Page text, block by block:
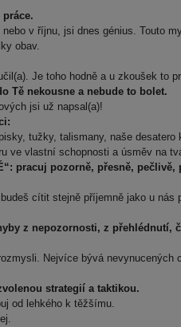
v říjnu, jsi dnes génius. Touto
obav.
Je toho hodně a u zkoušek to
Tě nekousne a nebude to bolet.
jsi už napsal(a)!
tužky, talismany, naše desatero
ve vlastní schopnosti a úsměv na
pracuj pozorně, přesně, pečlivě,
cítit stejně příjemně jako u nás
z nepozornosti, z přehlédnutí,
Nejvíce bývá nevynucených
strategií a taktikou.
od lehkého k těžšímu.